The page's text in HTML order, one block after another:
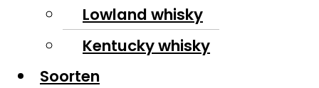
Lowland whisky
Kentucky whisky
Soorten